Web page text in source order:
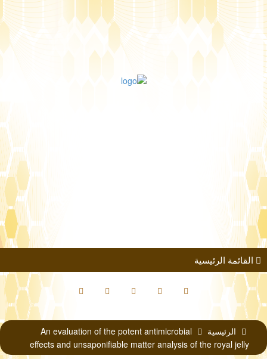
القائمة الرئيسية
الرئيسية
An evaluation of the potent antimicrobial
effects and unsaponifiable matter analysis of the royal jelly